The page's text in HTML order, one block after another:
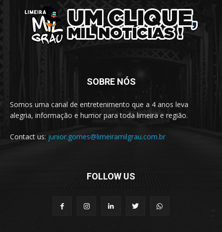
SOBRE NÓS
Somos uma canal de entretenimento que a 4 anos leva
alegria, informação e humor para toda limeira e região.
Contact us: junior.gomes@limeiramilgrau.com.br
FOLLOW US